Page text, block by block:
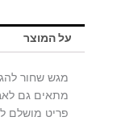
גדול
SIAM
על המוצר
מגש שחור
מתאים גם
פריט מושלם